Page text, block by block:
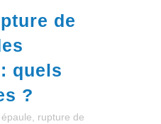
de
quels
?
épaule
rupture de